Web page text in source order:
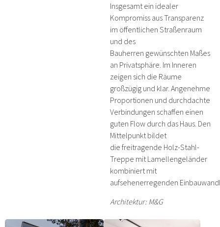
Insgesamt ein idealer
Kompromiss aus Transparenz
im öffentlichen Straßenraum
und des
Bauherren gewünschten Maßes
an Privatsphäre. Im Inneren
zeigen sich die Räume
großzügig und klar. Angenehme
Proportionen und durchdachte
Verbindungen schaffen einen
guten Flow durch das Haus. Den
Mittelpunkt bildet
die freitragende Holz-Stahl-
Treppe mit Lamellengeländer
kombiniert mit
aufsehenerregenden
Architektur: M&G